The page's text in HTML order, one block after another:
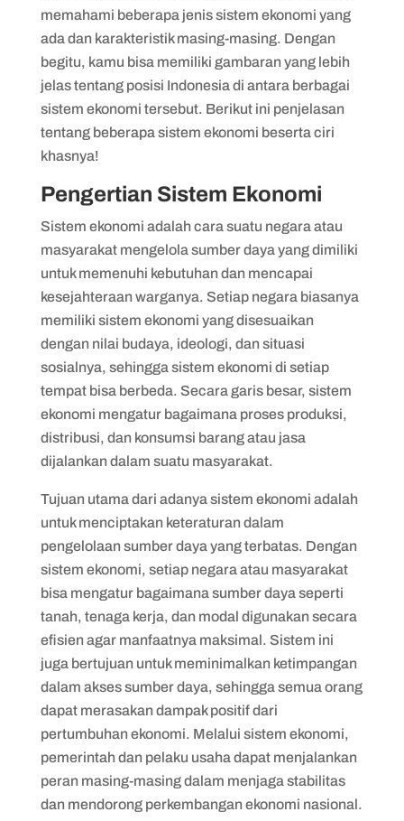
memahami beberapa jenis sistem ekonomi yang
ada dan karakteristik masing-masing. Dengan
begitu, kamu bisa memiliki gambaran yang lebih
jelas tentang posisi Indonesia di antara berbagai
sistem ekonomi tersebut. Berikut ini penjelasan
tentang beberapa sistem ekonomi beserta ciri
khasnya!
Pengertian Sistem Ekonomi
Sistem ekonomi adalah cara suatu negara atau
masyarakat mengelola sumber daya yang dimiliki
untuk memenuhi kebutuhan dan mencapai
kesejahteraan warganya. Setiap negara biasanya
memiliki sistem ekonomi yang disesuaikan
dengan nilai budaya, ideologi, dan situasi
sosialnya, sehingga sistem ekonomi di setiap
tempat bisa berbeda. Secara garis besar, sistem
ekonomi mengatur bagaimana proses produksi,
distribusi, dan konsumsi barang atau jasa
dijalankan dalam suatu masyarakat.
Tujuan utama dari adanya sistem ekonomi adalah
untuk menciptakan keteraturan dalam
pengelolaan sumber daya yang terbatas. Dengan
sistem ekonomi, setiap negara atau masyarakat
bisa mengatur bagaimana sumber daya seperti
tanah, tenaga kerja, dan modal digunakan secara
efisien agar manfaatnya maksimal. Sistem ini
juga bertujuan untuk meminimalkan ketimpangan
dalam akses sumber daya, sehingga semua orang
dapat merasakan dampak positif dari
pertumbuhan ekonomi. Melalui sistem ekonomi,
pemerintah dan pelaku usaha dapat menjalankan
peran masing-masing dalam menjaga stabilitas
dan mendorong perkembangan ekonomi nasional.